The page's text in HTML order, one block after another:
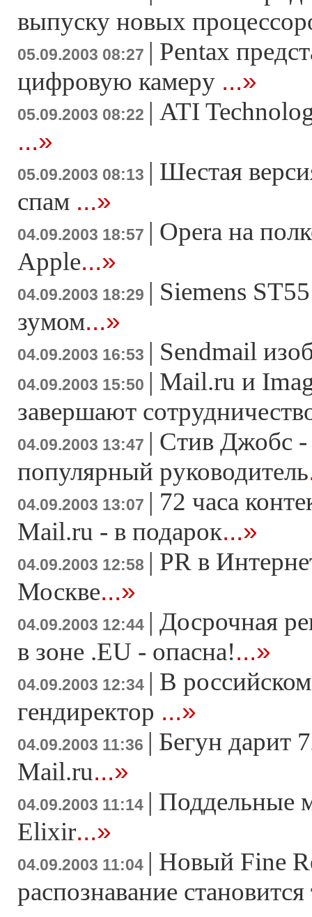
выпуску новых
05.09.2003 08:27 | Pentax
цифровую камеру ...»
05.09.2003 08:22 | ATI
...»
05.09.2003 08:13 | Шестая
спам ...»
04.09.2003 18:57 | Ореrа на
Apple...»
04.09.2003 18:29 | Siemens
зумом...»
04.09.2003 16:53 | Sendmail
04.09.2003 15:50 | Mail.ru и
завершают
04.09.2003 13:47 | Стив Джобс
популярный руководитель
04.09.2003 13:07 | 72 часа
Mail.ru - в подарок...»
04.09.2003 12:58 | PR в
Москве...»
04.09.2003 12:44 | Досрочная
в зоне .EU - опасна!...»
04.09.2003 12:34 | В
гендиректор ...»
04.09.2003 11:36 | Бегун дарит
Mail.ru...»
04.09.2003 11:14 | Поддельные
Elixir...»
04.09.2003 11:04 | Новый Fine
распознавание